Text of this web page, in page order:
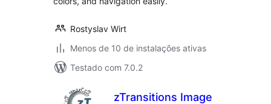
Rostyslav Wirt
Menos de 10 de instalações ativas
Testado com 7.0.2
zTransitions Image